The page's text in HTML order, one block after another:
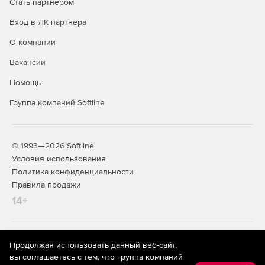
целью дальнейшей их трансляции на компьютерах
Передача файлов на удаленные ПК.
Мониторинг трансляции.
Создание шаблонов.
Многопользовательский доступ к управлению.
Вход в ЛК партнера
О компании
Вакансии
Помощь
Группа компаний Softline
© 1993—2026 Softline
Условия использования
Политика конфиденциальности
Правила продажи
14+
На информационном ресурсе store.softline.ru применяются
рекомендательные технологии
(информационные технологии
предоставления информации на основе сбора,
Продолжая использовать данный веб-сайт,
вы соглашаетесь с тем, что группа компаний